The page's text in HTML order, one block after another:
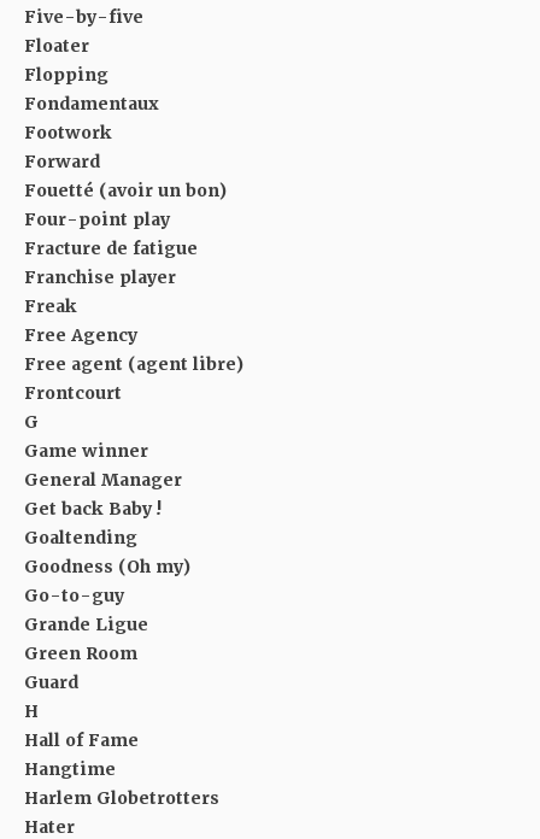
Five-by-five
Floater
Flopping
Fondamentaux
Footwork
Forward
Fouetté (avoir un bon)
Four-point play
Fracture de fatigue
Franchise player
Freak
Free Agency
Free agent (agent libre)
Frontcourt
G
Game winner
General Manager
Get back Baby !
Goaltending
Goodness (Oh my)
Go-to-guy
Grande Ligue
Green Room
Guard
H
Hall of Fame
Hangtime
Harlem Globetrotters
Hater